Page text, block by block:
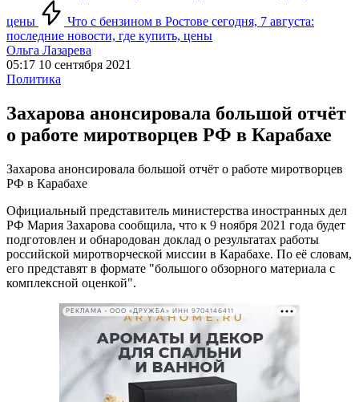
цены
Что с бензином в Ростове сегодня, 7 августа:
последние новости, где купить, цены
Ольга Лазарева
05:17 10 сентября 2021
Политика
Захарова анонсировала большой отчёт
о работе миротворцев РФ в Карабахе
Захарова анонсировала большой отчёт о работе миротворцев
РФ в Карабахе
Официальный представитель министерства иностранных дел
РФ Мария Захарова сообщила, что к 9 ноября 2021 года будет
подготовлен и обнародован доклад о результатах работы
российской миротворческой миссии в Карабахе. По её словам,
его представят в формате "большого обзорного материала с
комплексной оценкой".
РЕКЛАМА • ООО «ДРУЖБА» ИНН 9704146411